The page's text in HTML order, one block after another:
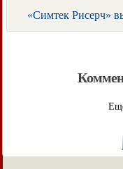
«Симтек Рисерч»